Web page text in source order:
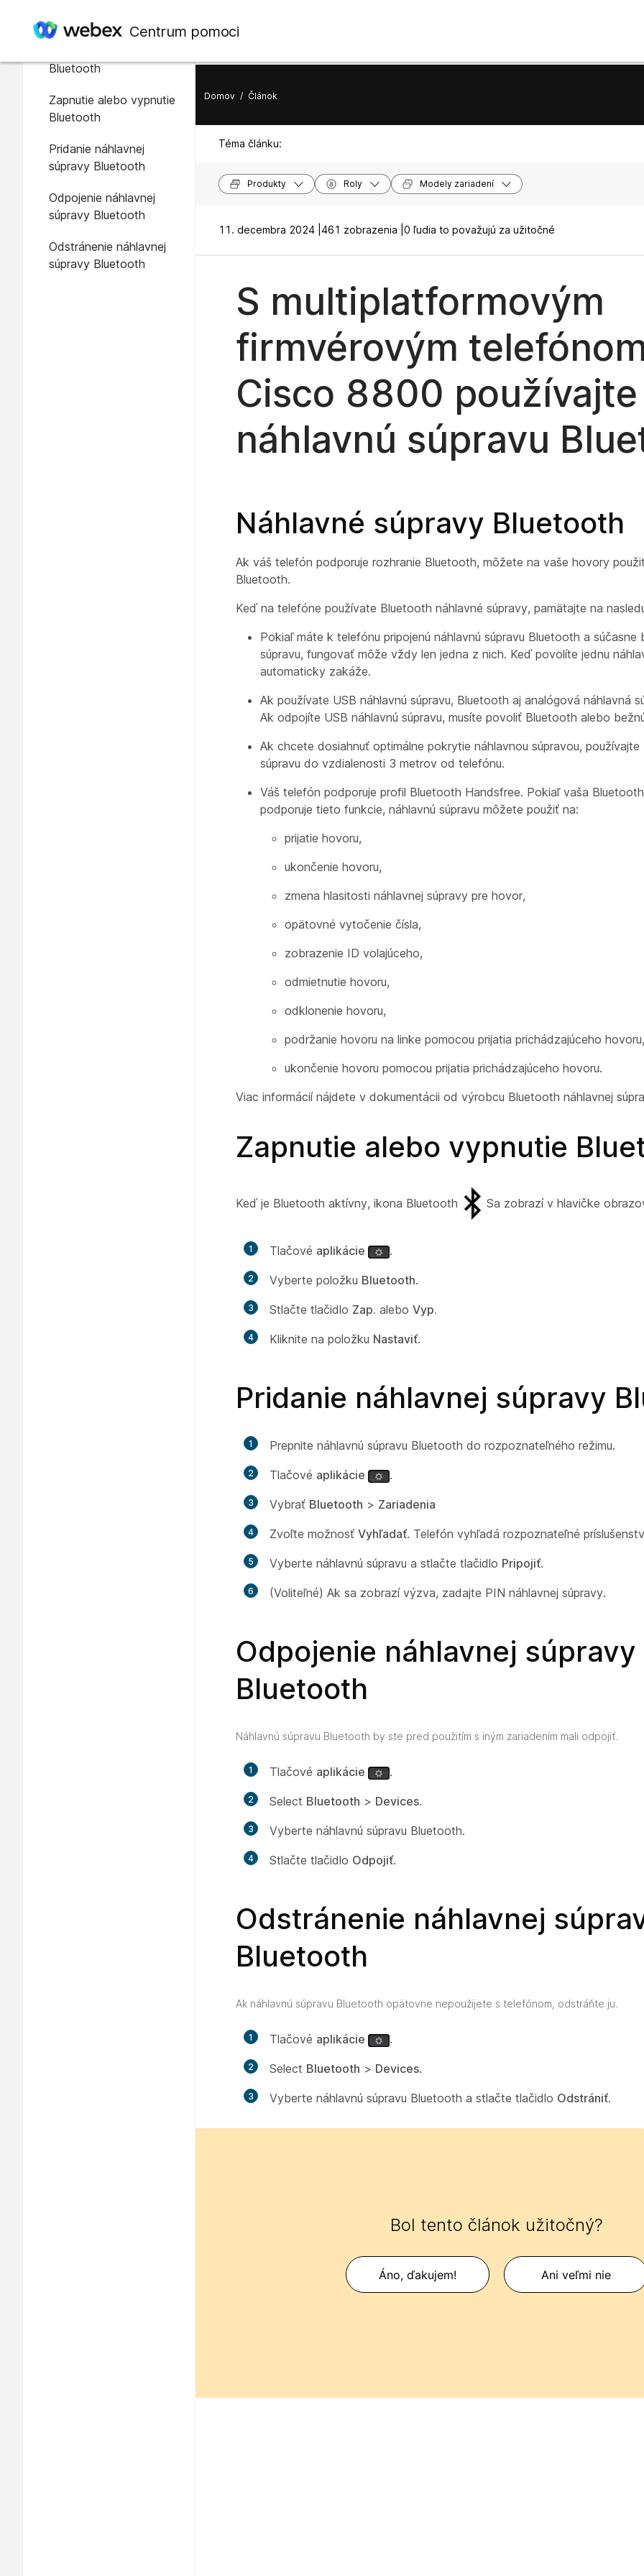
Centrum pomoci
V tomto článku
Bluetooth
Zapnutie alebo vypnutie
Bluetooth
Pridanie náhlavnej
súpravy Bluetooth
Odpojenie náhlavnej
súpravy Bluetooth
Odstránenie náhlavnej
súpravy Bluetooth
Domov / Článok
Téma článku:
Produkty Roly Modely zariadení
11. decembra 2024 | 461 zobrazenia | 0 ľudia to považujú za užitočné
S multiplatformovým
firmvérovým
Cisco 8800 používajte
náhlavnú súpravu
Náhlavné súpravy Bluetooth
Ak váš telefón podporuje rozhranie Bluetooth, môžete na vaše hovory
Bluetooth.
Keď na telefóne používate Bluetooth náhlavné súpravy, pamätajte na
Pokiaľ máte k telefónu pripojenú náhlavnú súpravu Bluetooth a súčasne
súpravu, fungovať môže vždy len jedna z nich. Keď povolíte jednu
automaticky zakáže.
Ak používate USB náhlavnú súpravu, Bluetooth aj analógová náhlavná
Ak odpojíte USB náhlavnú súpravu, musíte povoliť Bluetooth alebo
Ak chcete dosiahnuť optimálne pokrytie náhlavnou súpravou,
súpravu do vzdialenosti 3 metrov od telefónu.
Váš telefón podporuje profil Bluetooth Handsfree. Pokiaľ vaša
podporuje tieto funkcie, náhlavnú súpravu môžete použiť na:
prijatie hovoru,
ukončenie hovoru,
zmena hlasitosti náhlavnej súpravy pre hovor,
opätovné vytočenie čísla,
zobrazenie ID volajúceho,
odmietnutie hovoru,
odklonenie hovoru,
podržanie hovoru na linke pomocou prijatia prichádzajúceho hovoru,
ukončenie hovoru pomocou prijatia prichádzajúceho hovoru.
Viac informácií nájdete v dokumentácii od výrobcu Bluetooth náhlavnej
Zapnutie alebo vypnutie
Keď je Bluetooth aktívny, ikona Bluetooth Sa zobrazí v hlavičke
1 Tlačové aplikácie .
2 Vyberte položku Bluetooth.
3 Stlačte tlačidlo Zap. alebo Vyp.
4 Kliknite na položku Nastaviť.
Pridanie náhlavnej súpravy
1 Prepnite náhlavnú súpravu Bluetooth do rozpoznateľného režimu.
2 Tlačové aplikácie .
3 Vybrať Bluetooth > Zariadenia
4 Zvoľte možnosť Vyhľadať. Telefón vyhľadá rozpoznateľné
5 Vyberte náhlavnú súpravu a stlačte tlačidlo Pripojiť.
6 (Voliteľné) Ak sa zobrazí výzva, zadajte PIN náhlavnej súpravy.
Odpojenie náhlavnej súpravy
Bluetooth
Náhlavnú súpravu Bluetooth by ste pred použitím s iným zariadením mali odpojiť.
1 Tlačové aplikácie .
2 Select Bluetooth > Devices.
3 Vyberte náhlavnú súpravu Bluetooth.
4 Stlačte tlačidlo Odpojiť.
Odstránenie náhlavnej
Bluetooth
Ak náhlavnú súpravu Bluetooth opätovne nepoužijete s telefónom, odstráňte ju.
1 Tlačové aplikácie .
2 Select Bluetooth > Devices.
3 Vyberte náhlavnú súpravu Bluetooth a stlačte tlačidlo Odstrániť.
Bol tento článok užitočný?
Áno, ďakujem! Ani veľmi nie